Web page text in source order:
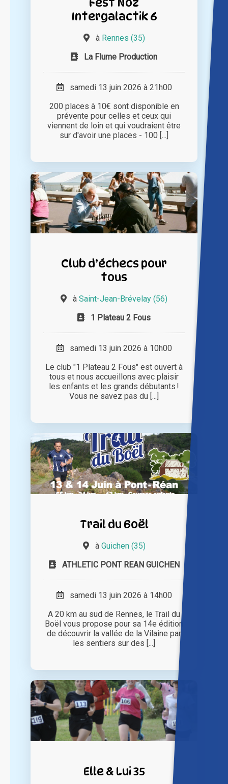
Intergalactik 6
à Rennes (35)
La Flume Production
samedi 13 juin 2026 à 21h00
200 places à 10€ sont disponible en
prévente pour celles et ceux qui
viennent de loin et qui voudraient être
sur d'avoir une places - 100 [...]
Club d’échecs pour
tous
à Saint-Jean-Brévelay (56)
1 Plateau 2 Fous
samedi 13 juin 2026 à 10h00
Le club "1 Plateau 2 Fous" est ouvert à
tous et nous accueillons avec plaisir
les enfants et les grands débutants !
Vous ne savez pas du [...]
Trail du Boël
à Guichen (35)
ATHLETIC PONT REAN GUICHEN
samedi 13 juin 2026 à 14h00
A 20 km au sud de Rennes, le Trail du
Boël vous propose pour sa 14e édition
de découvrir la vallée de la Vilaine par
les sentiers sur des [...]
Elle & Lui 35